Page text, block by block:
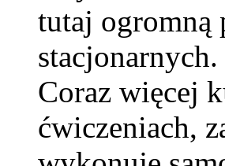
tutaj ogromną
Coraz więcej
ćwiczeniach,